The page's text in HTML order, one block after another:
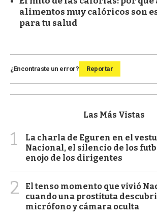
alimentos muy calóricos son
para tu salud
¿Encontraste un error? Reportar
Las Más Vistas
1
La charla de Eguren en el
Nacional, el silencio de los
enojo de los dirigentes
2
El tenso momento que vivió
cuando una prostituta
micrófono y cámara oculta